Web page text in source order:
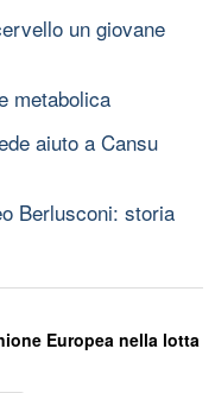
un giovane
metabolica
aiuto a Cansu
Berlusconi: storia
Europea nella lotta